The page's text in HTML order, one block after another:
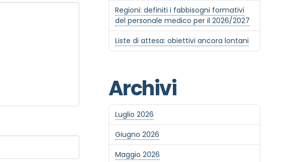
Regioni: definiti i fabbisogni formativi
del personale medico per il 2026/2027
Liste di attesa: obiettivi ancora lontani
Archivi
Luglio 2026
Giugno 2026
Maggio 2026